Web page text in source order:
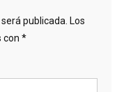
publicada. Los
con *